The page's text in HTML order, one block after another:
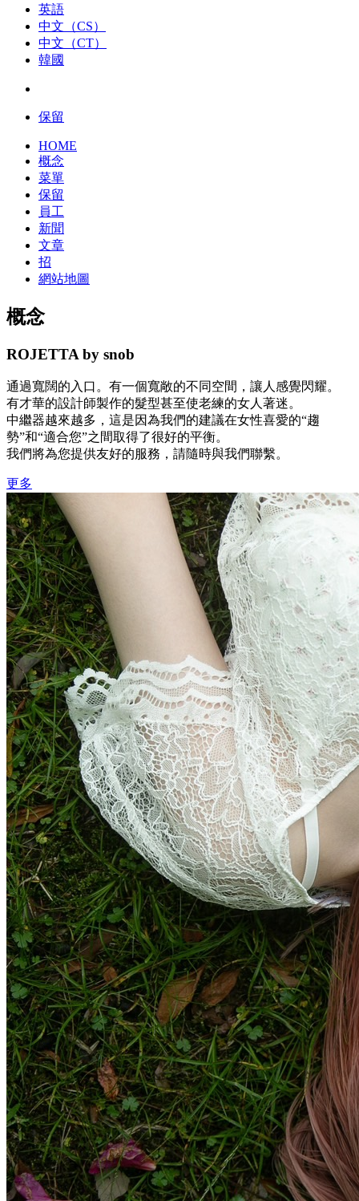
英語
中文（CS）
中文（CT）
韓國
保留
HOME
概念
菜單
保留
員工
新聞
文章
招
網站地圖
概念
ROJETTA by snob
通過寬闊的入口。有一個寬敞的不同空間，讓人感覺閃耀。
有才華的設計師製作的髮型甚至使老練的女人著迷。
中繼器越來越多，這是因為我們的建議在女性喜愛的“趨
勢”和“適合您”之間取得了很好的平衡。
我們將為您提供友好的服務，請隨時與我們聯繫。
更多